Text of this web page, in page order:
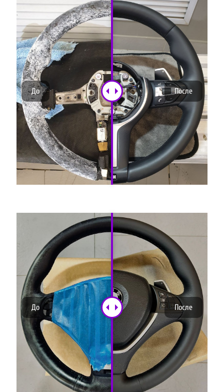
До После
До После